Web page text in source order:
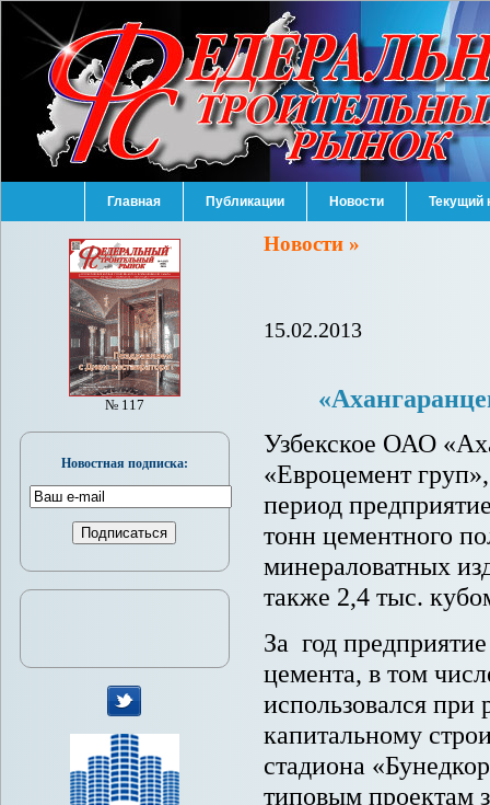
Главная Публикации Новости Текущий
Новости »
15.02.2013
Узбекское ОАО
«Евроцемент
период
тонн цементного
минераловатных
также 2,4 тыс.
За год
цемента, в том
использовался при
капитальному
стадиона
типовым проектам
№ 117
Новостная подписка:
мы
в
Twitter